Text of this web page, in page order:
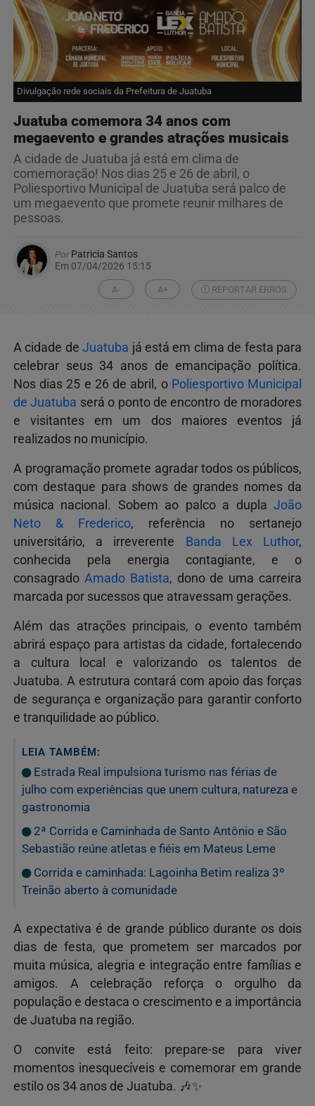
Divulgação rede sociais da Prefeitura de Juatuba
Juatuba comemora 34 anos com
megaevento e grandes atrações musicais
A cidade de Juatuba já está em clima de
comemoração! Nos dias 25 e 26 de abril, o
Poliesportivo Municipal de Juatuba será palco de
um megaevento que promete reunir milhares de
pessoas.
PorPatricia Santos
Em 07/04/2026 15:15
A- A+ REPORTAR ERROS
A cidade deJuatuba já está em clima de festa para
celebrar seus 34 anos de emancipação política.
Nos dias 25 e 26 de abril, o Poliesportivo Municipal
de Juatuba será o ponto de encontro de moradores
e visitantes em um dos maiores eventos já
realizados no município.
A programação promete agradar todos os públicos,
com destaque para shows de grandes nomes da
música nacional. Sobem ao palco a dupla João
Neto & Frederico, referência no sertanejo
universitário, a irreverente
Banda Lex Luthor,
conhecida pela energia contagiante, e o
consagrado Amado Batista, dono de uma carreira
marcada por sucessos que atravessam gerações.
Além das atrações principais, o evento também
abrirá espaço para artistas da cidade, fortalecendo
a cultura local e valorizando os talentos de
Juatuba. A estrutura contará com apoio das forças
de segurança e organização para garantir conforto
e tranquilidade ao público.
LEIA TAMBÉM:
Estrada Real impulsiona turismo nas férias de
julho com experiências que unem cultura, natureza e
gastronomia
2ª Corrida e Caminhada de Santo Antônio e São
Sebastião reúne atletas e fiéis em Mateus Leme
Corrida e caminhada: Lagoinha Betim realiza 3º
Treinão aberto à comunidade
A expectativa é de grande público durante os dois
dias de festa, que prometem ser marcados por
muita música, alegria e integração entre famílias e
amigos. A celebração reforça o orgulho da
população e destaca o crescimento e a importância
de Juatuba na região.
O convite está feito: prepare-se para viver
momentos inesquecíveis e comemorar em grande
estilo os 34 anos de Juatuba. 🎶✨